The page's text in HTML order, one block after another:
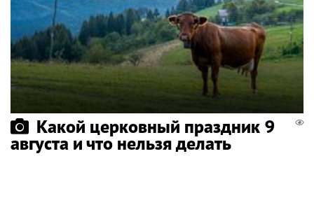
Какой церковный праздник 9
августа и что нельзя делать